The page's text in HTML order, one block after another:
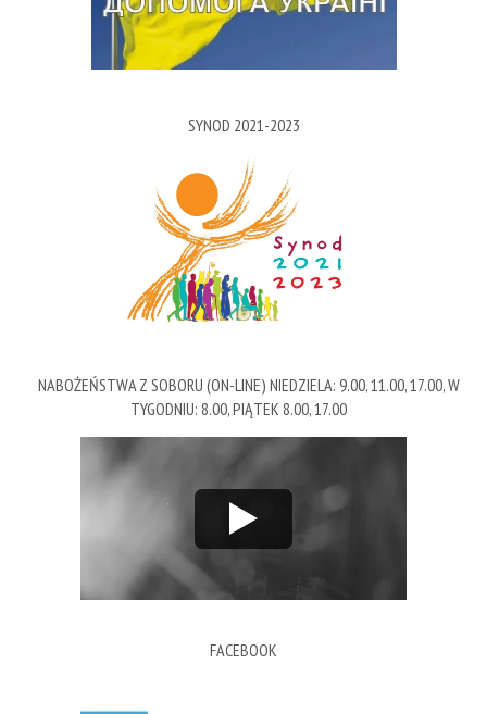
SYNOD 2021-2023
NABOŻEŃSTWA Z SOBORU (ON-LINE) NIEDZIELA: 9.00, 11.00, 17.00, W
TYGODNIU: 8.00, PIĄTEK 8.00, 17.00
FACEBOOK